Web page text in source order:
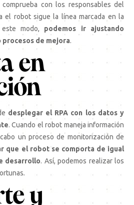
con los responsables del
el robot sigue la línea marcada en la
modo, podemos ir ajustando
procesos de mejora.
en
desplegar el RPA con los datos y
. Cuando el robot maneja información
un proceso de monitorización de
que el robot se comporta de igual
desarrollo. Así, podemos realizar los
y